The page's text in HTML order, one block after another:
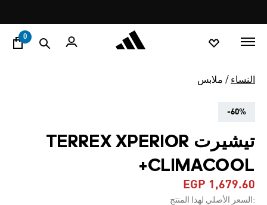
promotion
rotation
0
النساء ملابس
-60%
تيشيرت TERREX XPERIOR
CLIMACOOL+
EGP 1,679.60
:السعر الأصلي لهذا المنتج